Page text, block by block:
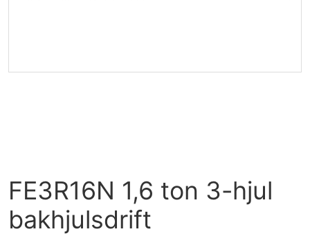
FE3R16N 1,6 ton 3-hjul
bakhjulsdrift